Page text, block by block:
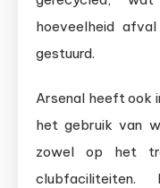
hoeveelheid
gestuurd.
Arsenal heeft ook
het gebruik van
zowel op het